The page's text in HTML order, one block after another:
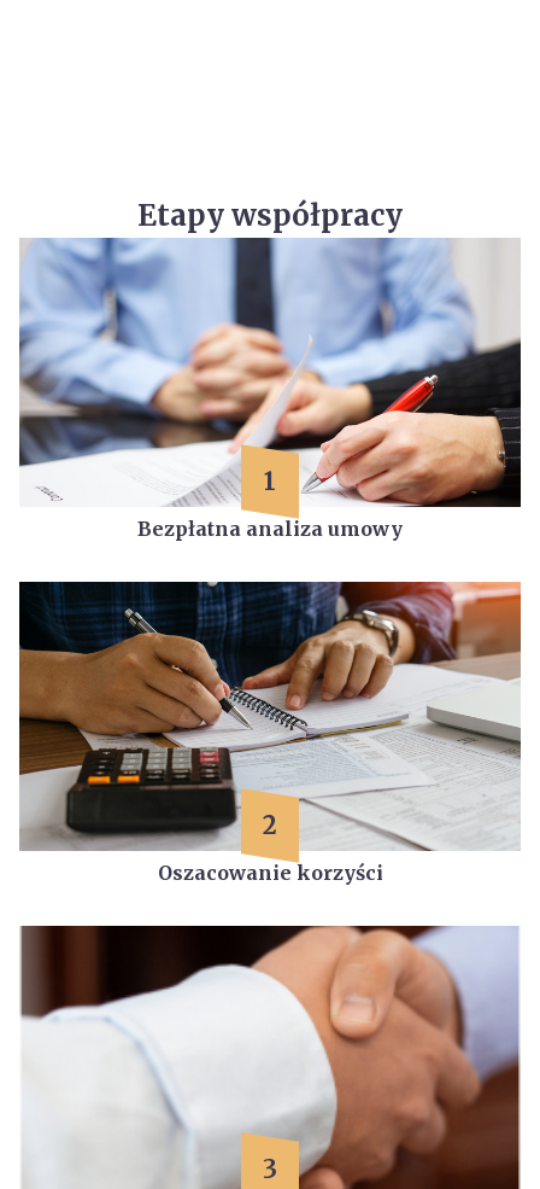
Etapy współpracy
1
Bezpłatna analiza umowy
2
Oszacowanie korzyści
3